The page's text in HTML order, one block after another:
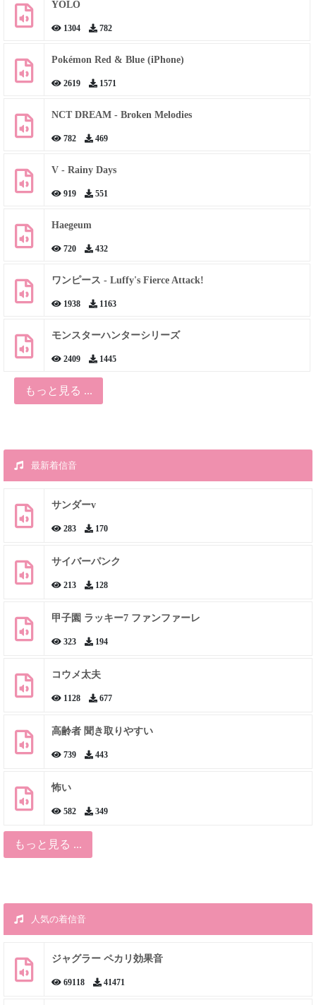
YOLO
1304 782
Pokémon Red & Blue (iPhone)
2619 1571
NCT DREAM - Broken Melodies
782 469
V - Rainy Days
919 551
Haegeum
720 432
ワンピース - Luffy's Fierce Attack!
1938 1163
モンスターハンターシリーズ
2409 1445
もっと見る ...
最新着信音
サンダーv
283 170
サイバーパンク
213 128
甲子園 ラッキー7 ファンファーレ
323 194
コウメ太夫
1128 677
高齢者 聞き取りやすい
739 443
怖い
582 349
もっと見る ...
人気の着信音
ジャグラー ペカリ効果音
69118 41471